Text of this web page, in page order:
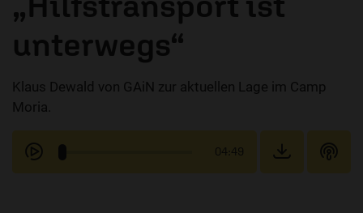
unterwegs“
Klaus Dewald von GAiN zur aktuellen Lage im Camp
Moria.
04:49